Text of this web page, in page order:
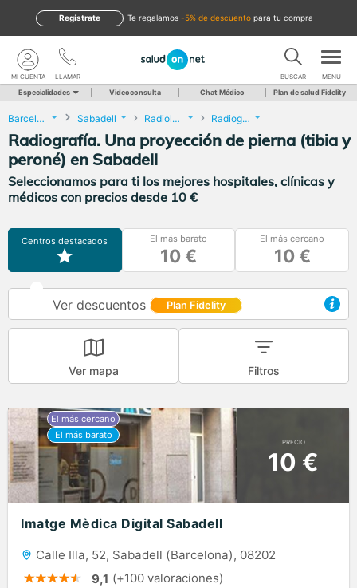
te regalamos -5% de descuento para tu compra
Regístrate
LLAMAR
MI CUENTA BUSCAR MENU
Especialidades Videoconsulta Chat Médico Plan de salud Fidelity
Barcelona Sabadell Radiología Radiografía. Una proyección de pierna (tibia y peroné)
Radiografía. Una proyección de pierna (tibia y
peroné) en Sabadell
Seleccionamos para ti los mejores hospitales, clínicas y
médicos con precios desde 10 €
Centros destacados El más barato
10 €
El más cercano
10 €
Ver descuentos Plan Fidelity
Ver mapa Filtros
PRECIO
10 €
Imatge Mèdica Digital Sabadell
Calle Illa, 52, Sabadell (Barcelona), 08202
9,1 (+100 valoraciones)